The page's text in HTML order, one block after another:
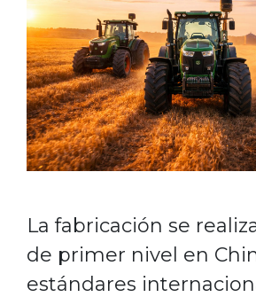
La fabricación se
de primer nivel en
estándares